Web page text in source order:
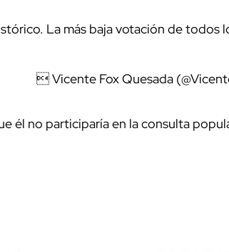
La más baja votación de todos
 Vicente Fox Quesada
él no participaría en la consulta